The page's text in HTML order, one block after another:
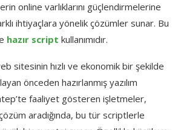
online varlıklarını güçlendirmelerine
ihtiyaçlara yönelik çözümler sunar. Bu
hazır script kullanımıdır.
sitesinin hızlı ve ekonomik bir şekilde
önceden hazırlanmış yazılım
faaliyet gösteren işletmeler,
aradığında, bu tür scriptlerle